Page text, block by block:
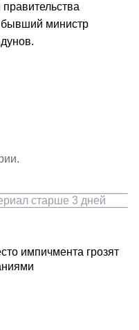
бывший министр
старше 3 дней
импичмента грозят